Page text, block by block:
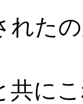
れた
共に